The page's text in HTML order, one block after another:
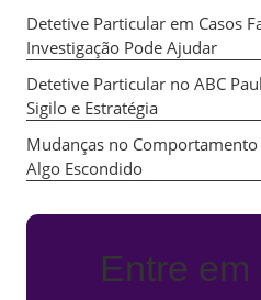
Detetive Particular em Casos
Investigação Pode Ajudar
Detetive Particular no ABC
Sigilo e Estratégia
Mudanças no
Algo Escondido
Entre em